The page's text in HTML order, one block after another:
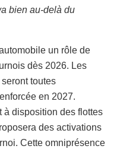
bien au-delà du
un rôle de
dès 2026. Les
toutes
en 2027.
à disposition des flottes
des activations
Cette omniprésence